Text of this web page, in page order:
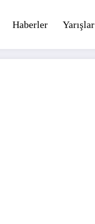
Haberler Yarışlar